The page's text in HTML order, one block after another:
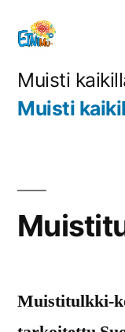
sisältöön
Muisti
Muisti
Muistitulkki-